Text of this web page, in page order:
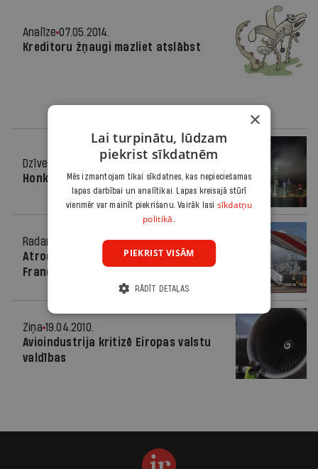
Analīze 07.05.2014.
Kreditoru žņaugi mazliet atslābst
Dzīvesstils
06.03.2013.
Honkonga par Ls 185!
Radars
04.04.2011.
Atrod 2009.gadā avarējušās "Air
France" lidmašīnas atlūzas
Ziņa 19.04.2010.
Avioindustrija kritizē Eiropas valstu
valdības
×
Lai turpinātu, lūdzam
piekrist sīkdatnēm
Mēs izmantojam tikai sīkdatnes, kas nepieciešamas
lapas darbībai un analītikai. Lapas kreisajā stūrī
vienmēr var mainīt piekrišanu. Vairāk lasi sīkdatņu
politikā.
PIEKRIST VISĀM
RĀDĪT DETAĻAS